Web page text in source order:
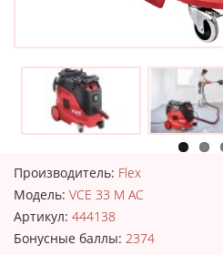
Производитель: Flex
Модель: VCE 33 M AC
Артикул: 444138
Бонусные баллы: 2374